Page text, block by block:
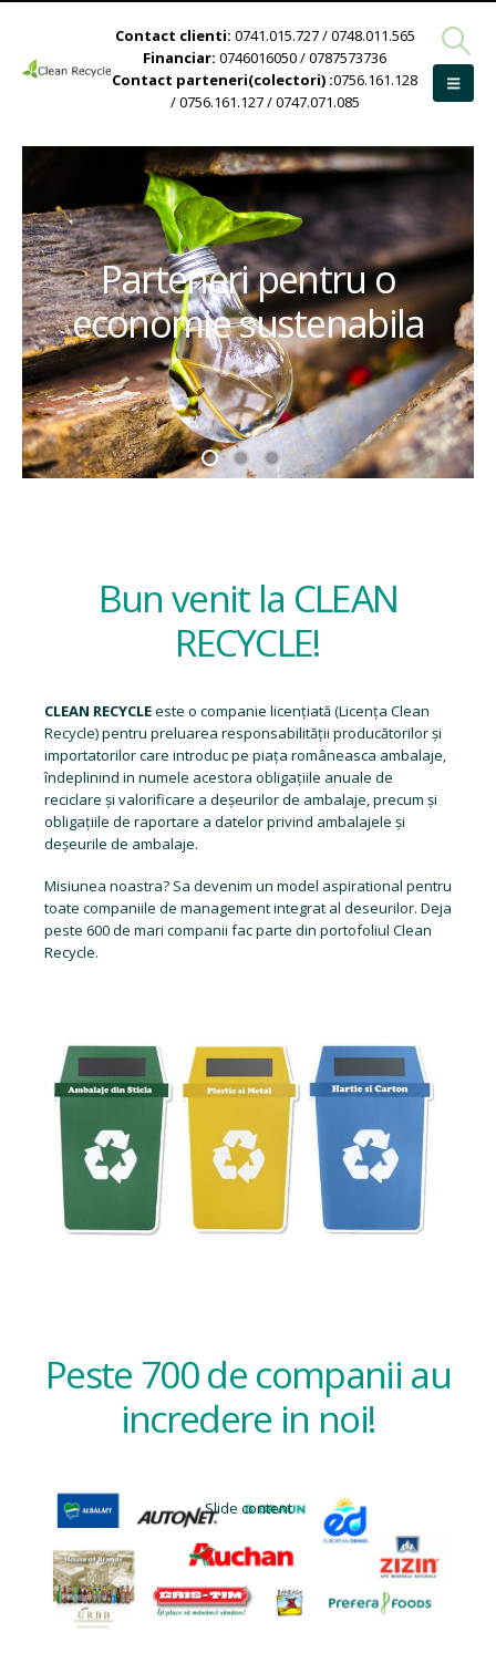
Contact clienti: 0741.015.727 / 0748.011.565
Financiar: 0746016050 / 0787573736
Contact parteneri(colectori) :0756.161.128
/ 0756.161.127 / 0747.071.085
Parteneri pentru o
economie sustenabila
Bun venit la CLEAN
RECYCLE!
CLEAN RECYCLEeste o companie licențiată (Licența Clean
Recycle) pentru preluarea responsabilității producătorilor și
importatorilor care introduc pe piața româneasca ambalaje,
îndeplinind in numele acestora obligațiile anuale de
reciclare și valorificare a deșeurilor de ambalaje, precum și
obligațiile de raportare a datelor privind ambalajele și
deșeurile de ambalaje.
Misiunea noastra? Sa devenim un model aspirational pentru
toate companiile de management integrat al deseurilor. Deja
peste 600 de mari companii fac parte din portofoliul Clean
Recycle.
Peste 700 de companii au
incredere in noi!
Slide content